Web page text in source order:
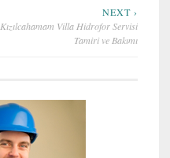
NEXT ›
Kızılcahamam Villa Hidrofor Servisi
Tamiri ve Bakımı